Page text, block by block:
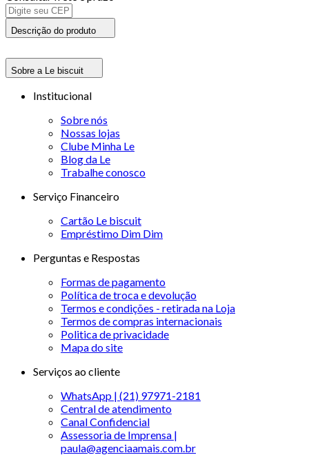
Descrição do produto
Sobre a Le biscuit
Institucional
Sobre nós
Nossas lojas
Clube Minha Le
Blog da Le
Trabalhe conosco
Serviço Financeiro
Cartão Le biscuit
Empréstimo Dim Dim
Perguntas e Respostas
Formas de pagamento
Política de troca e devolução
Termos e condições - retirada na Loja
Termos de compras internacionais
Politica de privacidade
Mapa do site
Serviços ao cliente
WhatsApp | (21) 97971-2181
Central de atendimento
Canal Confidencial
Assessoria de Imprensa |
paula@agenciaamais.com.br